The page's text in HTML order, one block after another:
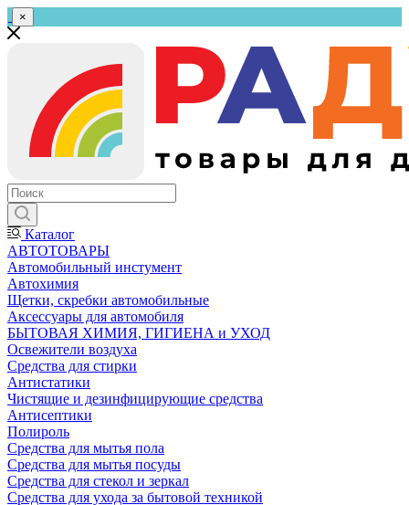
×
Каталог
АВТОТОВАРЫ
Автомобильный инстумент
Автохимия
Щетки, скребки автомобильные
Аксессуары для автомобиля
БЫТОВАЯ ХИМИЯ, ГИГИЕНА и УХОД
Освежители воздуха
Средства для стирки
Антистатики
Чистящие и дезинфицирующие средства
Антисептики
Полироль
Средства для мытья пола
Средства для мытья посуды
Средства для стекол и зеркал
Средства для ухода за бытовой техникой